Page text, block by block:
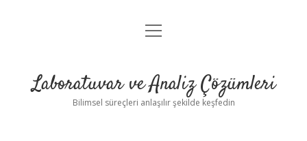
Anasayfa
Yasal Uyarı
menüyü
Laboratuvar ve Analiz Çözümleri
Bilimsel süreçleri anlaşılır şekilde keşfedin